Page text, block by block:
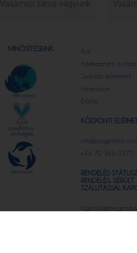
Vasárnap zárva vagyunk
MINŐSÍTÉSEINK
Ászf
Adatkezelési
Szállítási feltételek
Impresszum
Elállás
KÖZPONTI
info@oxygenihair.com
+36 70 366 0277
RENDELÉS
RENDELÉS,
SZÁLLÍTÁSSAL